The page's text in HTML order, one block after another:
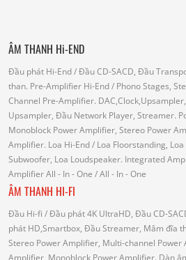
ÂM THANH Hi-END
Đầu phát Hi-End/ Đầu CD-SACD, Đầu
than. Pre-Amplifier Hi-End/ Phono Stages,
Channel Pre-Amplifier.
Upsampler, Đầu Network Player, Streamer.
Monoblock Power Amplifier, Stereo Power
Amplifier. Loa Hi-End/ Loa Floorstanding,
Subwoofer, Loa Loudspeaker. Integrated
AmplifierAll - In - One / All - In - One
ÂM THANH HI-FI
Đầu Hi-fi / Đầu phát 4K UltraHD, Đầu CD-
phát HD,Smartbox, Đầu Streamer, Mâm đĩa
Stereo Power Amplifier, Multi-channel Power
Amplifier, Monoblock Power Amplifier. Dàn